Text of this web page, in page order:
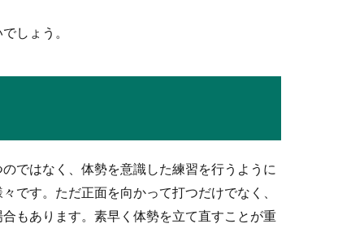
生編】決め方や強くなるためのポイント
しょう。
ではなく、体勢を意識した練習を行うように
です。ただ正面を向かって打つだけでなく、
もあります。素早く体勢を立て直すことが重